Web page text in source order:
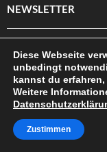
NEWSLETTER
Abonnieren
Abmelden
FOLGE UNS AUF
Diese Webseite
unbedingt
kannst du
Weitere
Zustimmen